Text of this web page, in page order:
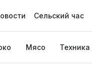
Сельский час
Мясо Техника